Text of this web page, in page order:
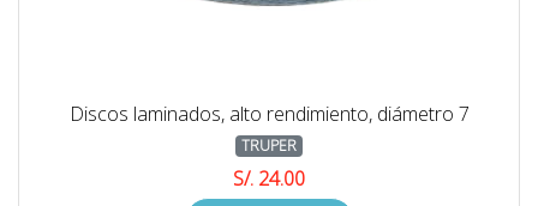
Discos laminados, alto rendimiento, diámetro 7
TRUPER
S/. 24.00